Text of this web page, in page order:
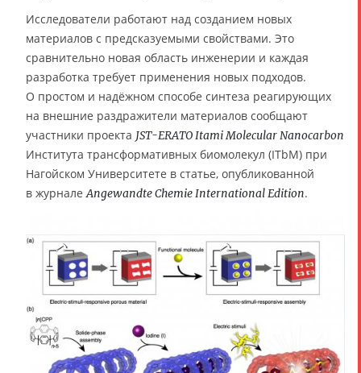
Исследователи работают над созданием новых
материалов с предсказуемыми свойствами. Это
сравнительно новая область инженерии и каждая
разработка требует применения новых подходов.
О простом и надёжном способе синтеза реагирующих
на внешние раздражители материалов сообщают
участники проекта JST-ERATO Itami Molecular Nanocarbon
Института трансформативных биомолекул (ITbM) при
Нагойском Университете в статье, опубликованной
в журнале Angewandte Chemie International Edition.